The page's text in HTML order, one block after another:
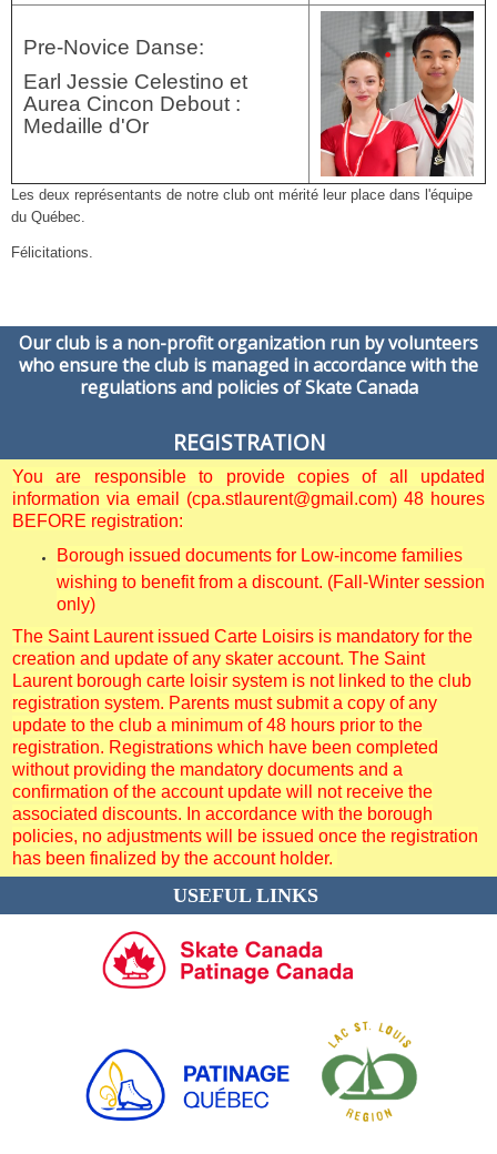
Pre-Novice Danse:
Earl Jessie Celestino et
Aurea Cincon Debout :
Medaille d'Or
Les deux représentants de notre club ont mérité leur place dans l'équipe
du Québec.
Félicitations.
Our club is a non-profit organization run by volunteers
who ensure the club is managed in accordance with the
regulations and policies of Skate Canada
REGISTRATION
You are responsible to provide copies of all updated
information via email (cpa.stlaurent@gmail.com) 48 houres
BEFORE registration:
Borough issued documents for Low-income families
wishing to benefit from a discount. (Fall-Winter session
only)
The Saint Laurent issued Carte Loisirs is mandatory for the
creation and update of any skater account. The Saint
Laurent borough carte loisir system is not linked to the club
registration system. Parents must submit a copy of any
update to the club a minimum of 48 hours prior to the
registration. Registrations which have been completed
without providing the mandatory documents and a
confirmation of the account update will not receive the
associated discounts. In accordance with the borough
policies, no adjustments will be issued once the registration
has been finalized by the account holder.
USEFUL LINKS